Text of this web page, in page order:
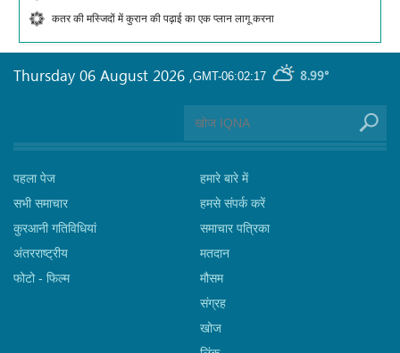
कतर की मस्जिदों में कुरान की पढ़ाई का एक प्लान लागू करना
GMT-06:02:17 8.99°
Thursday 06 August 2026 ,
पहला पेज
सभी समाचार
कुरआनी गतिविधियां
अंतरराष्ट्रीय
फोटो - फिल्म
हमारे बारे में
हमसे संपर्क करें
समाचार पत्रिका
मतदान
मौसम
संग्रह
खोज